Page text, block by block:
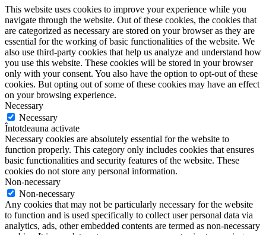
This website uses cookies to improve your experience while you
navigate through the website. Out of these cookies, the cookies that
are categorized as necessary are stored on your browser as they are
essential for the working of basic functionalities of the website. We
also use third-party cookies that help us analyze and understand how
you use this website. These cookies will be stored in your browser
only with your consent. You also have the option to opt-out of these
cookies. But opting out of some of these cookies may have an effect
on your browsing experience.
Necessary
Necessary
Întotdeauna activate
Necessary cookies are absolutely essential for the website to
function properly. This category only includes cookies that ensures
basic functionalities and security features of the website. These
cookies do not store any personal information.
Non-necessary
Non-necessary
Any cookies that may not be particularly necessary for the website
to function and is used specifically to collect user personal data via
analytics, ads, other embedded contents are termed as non-necessary